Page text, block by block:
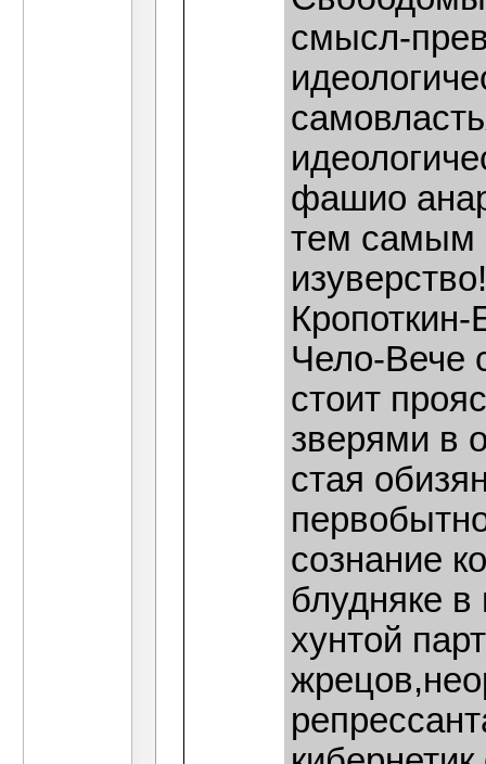
смысл-
фашио
тем самым
Чело-Вече
стоит
зверями в
стая
сознание
блудняке
хунтой